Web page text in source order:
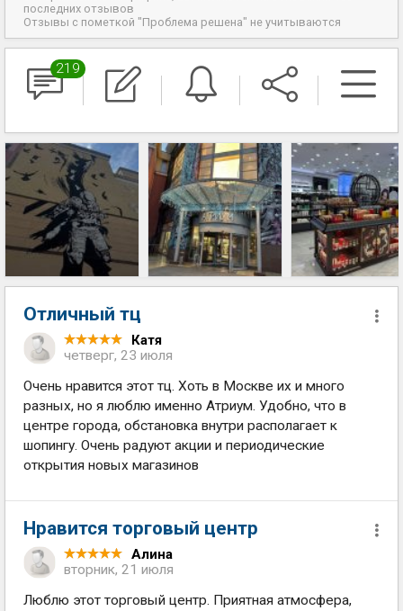
последних отзывов
Отзывы с пометкой "Проблема решена" не учитываются
219
Отличный тц
Катя
четверг, 23 июля
Очень нравится этот тц. Хоть в Москве их и много
разных, но я люблю именно Атриум. Удобно, что в
центре города, обстановка внутри располагает к
шопингу. Очень радуют акции и периодические
открытия новых магазинов
Нравится торговый центр
Алина
вторник, 21 июля
Люблю этот торговый центр. Приятная атмосфера,